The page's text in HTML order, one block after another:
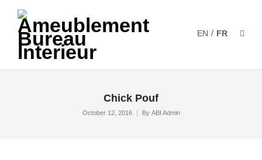
EN / FR
Chick Pouf
October 12, 2016 By ABI Admin